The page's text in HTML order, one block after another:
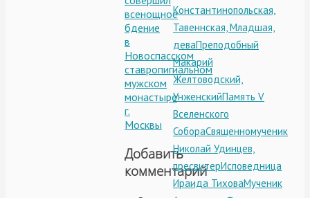
всенощное
бдение
в
Новоспасском
ставропигиальном
мужском
монастыре
г.
Москвы
Добавить
комментарий
Константинопольская,
Тавеннская, Младшая,
деваПреподобный
Макарий
Желтоводский,
УнженскийПамять V
Вселенского
СобораСвященномученик
Николай Удинцев,
пресвитерИсповедница
Ираида ТиховаМученик